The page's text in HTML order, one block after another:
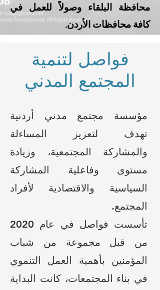
محافظة البلقاء وصولاً للعمل في
كافة محافظات الأردن.
فواصل لتنمية
المجتمع المدني
مؤسسة مجتمع مدني أردنية
تهدف لتعزيز المساءلة
والمشاركة المجتمعية، وزيادة
مستوى وفاعلية المشاركة
السياسية والاقتصادية لأفراد
المجتمع.
تأسست فواصل في عام 2020
من قبل مجموعة من شباب
المؤمنين بأهمية العمل التنموي
في بناء المجتمعات، كانت البداية